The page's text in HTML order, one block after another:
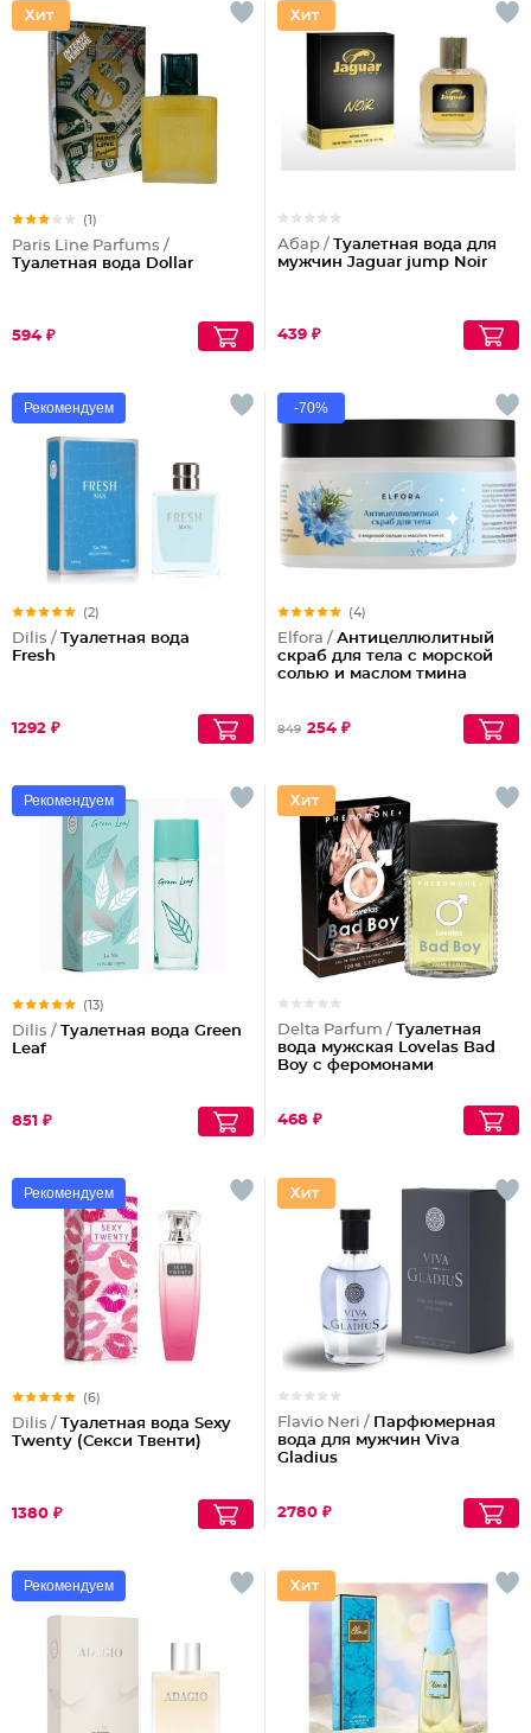
(1)
Paris Line Parfums /
Туалетная вода Dollar
594 ₽
Абар / Туалетная вода для
мужчин Jaguar jump Noir
439 ₽
Рекомендуем
(2)
Dilis / Туалетная вода
Fresh
1292 ₽
-70%
(4)
Elfora / Антицеллюлитный
скраб для тела с морской
солью и маслом тмина
849 254 ₽
Рекомендуем
(13)
Dilis / Туалетная вода Green
Leaf
851 ₽
Delta Parfum / Туалетная
вода мужская Lovelas Bad
Boy с феромонами
468 ₽
Рекомендуем
(6)
Dilis / Туалетная вода Sexy
Twenty (Секси Твенти)
1380 ₽
Flavio Neri / Парфюмерная
вода для мужчин Viva
Gladius
2780 ₽
Рекомендуем